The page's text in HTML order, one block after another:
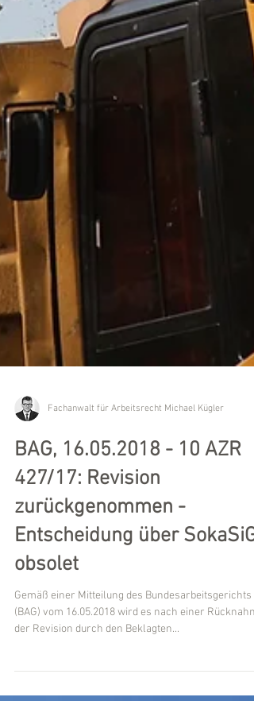
Fachanwalt für Arbeitsrecht Michael Kügler
BAG, 16.05.2018 - 10 AZR
427/17: Revision
zurückgenommen -
Entscheidung über SokaSiG
obsolet
Gemäß einer Mitteilung des Bundesarbeitsgerichts
der Revision durch den Beklagten...